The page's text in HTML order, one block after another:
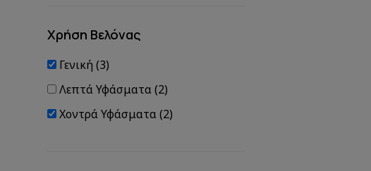
Χρήση Βελόνας
Γενική (3)
Λεπτά Υφάσματα (2)
Χοντρά Υφάσματα (2)